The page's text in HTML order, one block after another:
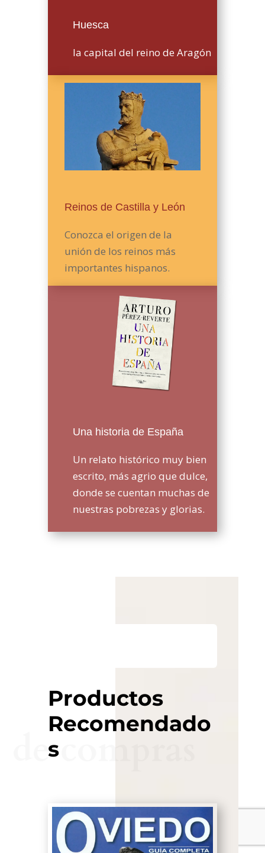
Huesca
la capital del reino de Aragón
Reinos de Castilla y León
Conozca el origen de la
unión de los reinos más
importantes hispanos.
Una historia de España
Un relato histórico muy bien
escrito, más agrio que dulce,
donde se cuentan muchas de
nuestras pobrezas y glorias.
Productos
Recomendado
s
de compras